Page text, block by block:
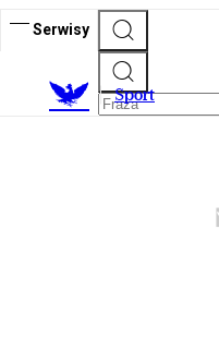
Serwisy
Sport